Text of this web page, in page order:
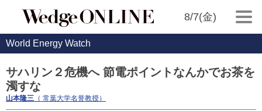
8/7(金)
World Energy Watch
サハリン２危機へ 節電ポイントなんかでお茶を
濁すな
山本隆三 （ 常葉大学名誉教授）